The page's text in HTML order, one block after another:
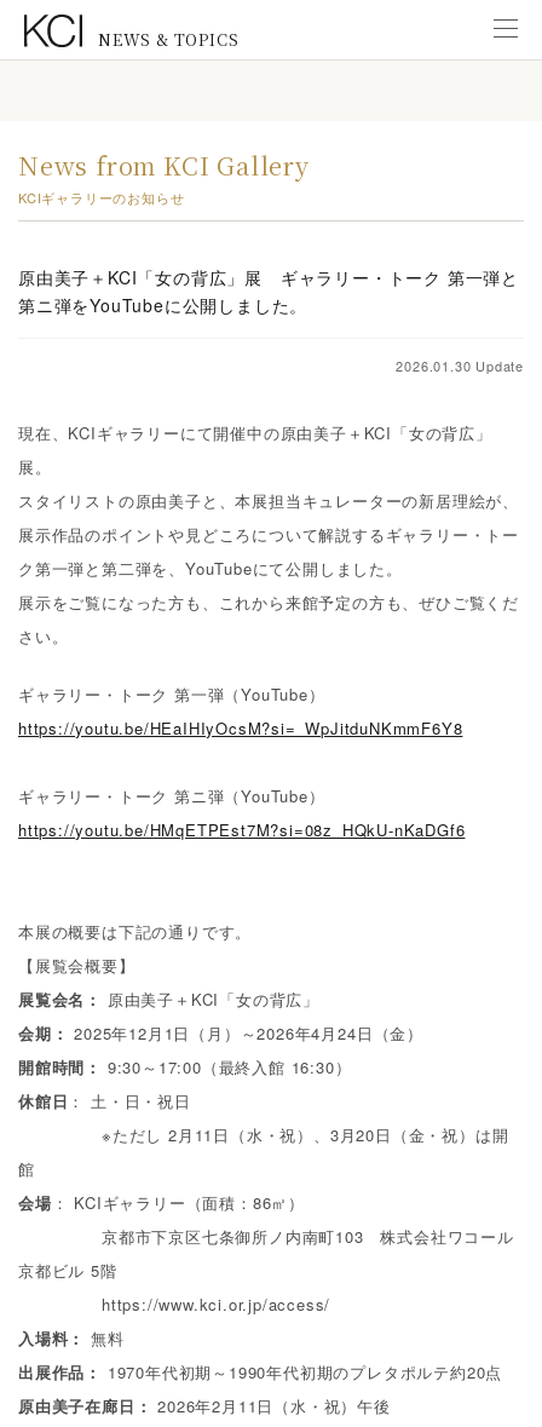
News from KCI Gallery
KCIギャラリーのお知らせ
原由美子＋KCI「女の背広」展 ギャラリー・トーク 第一弾と
第ニ弾をYouTubeに公開しました。
2026.01.30 Update
現在、 KCIギャラリーにて開催中の原由美子＋ KCI 「女の背広」
展。
スタイリストの原由美子と、本展担当キュレーターの新居理絵が、
展示作品のポイントや見どころについて解説するギャラリー・トー
ク第一弾と第二弾を、 YouTubeにて公開しました。
展示をご覧になった方も、これから来館予定の方も、ぜひご覧くだ
さい。
ギャラリー・トーク 第一弾（YouTube）
https://youtu.be/HEaIHIyOcsM?si=_WpJitduNKmmF6Y8
ギャラリー・トーク 第ニ弾（YouTube）
https://youtu.be/HMqETPEst7M?si=08z_HQkU-nKaDGf6
本展の概要は下記の通りです。
【展覧会概要】
展覧会名：
原由美子＋ KCI 「女の背広」
会期： 2025年12月 1 日（月）～2026年4月24日（金）
開館時間： 9:30～ 17:00 （最終入館 16:30）
休館日 ： 土・日・祝日
※ただし 2月 11 日（水・祝）、 3月20日（金・祝）は開
館
会場 ： KCIギャラリー（面積： 86㎡）
京都市下京区七条御所ノ内南町103 株式会社ワコール
京都ビル 5階
https://www.kci.or.jp/access/
入場料： 無料
出展作品：
1970年代初期～ 1990年代初期のプレタポルテ約20点
原由美子在廊日： 2026年2月 11 日（水・祝）午後
NEWS & TOPICS
New Exhibitions
KCIギャラリーのお知らせ
New Publications
出版物のご案内
Education
教育普及活動
Others
その他